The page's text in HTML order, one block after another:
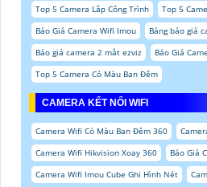
Top 5 Camera Lắp Công Trình
Top 5
Báo Giá Camera Wifi Imou
Bảng báo giá
Báo giá camera 2 mắt ezviz
Báo Giá
Top 5 Camera Có Màu Ban Đêm
CAMERA KẾT NỐI WIFI
Camera Wifi Có Màu Ban Đêm 360
Camera Wifi Hikvision Xoay 360
Báo Giá
Camera Wifi Imou Cube Ghi Hình Nét